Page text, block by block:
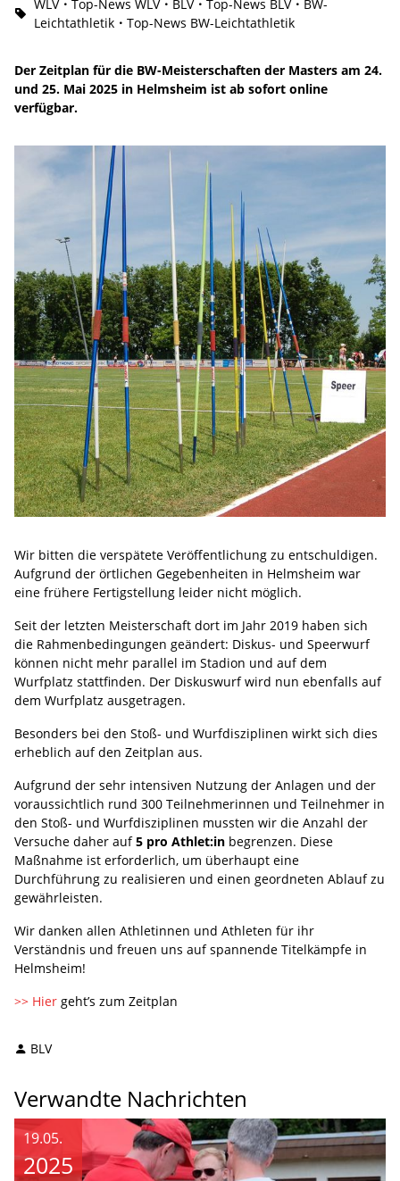
WLV
Top-News WLV BLV Top-News BLV
BW-
Leichtathletik
Top-News BW-Leichtathletik
Der Zeitplan für die BW-Meisterschaften der Masters am 24.
und 25. Mai 2025 in Helmsheim ist ab sofort online
verfügbar.
Wir bitten die verspätete Veröffentlichung zu entschuldigen.
Aufgrund der örtlichen Gegebenheiten in Helmsheim war
eine frühere Fertigstellung leider nicht möglich.
Seit der letzten Meisterschaft dort im Jahr 2019 haben sich
die Rahmenbedingungen geändert: Diskus- und Speerwurf
können nicht mehr parallel im Stadion und auf dem
Wurfplatz stattfinden. Der Diskuswurf wird nun ebenfalls auf
dem Wurfplatz ausgetragen.
Besonders bei den Stoß- und Wurfdisziplinen wirkt sich dies
erheblich auf den Zeitplan aus.
Aufgrund der sehr intensiven Nutzung der Anlagen und der
voraussichtlich rund 300 Teilnehmerinnen und Teilnehmer in
den Stoß- und Wurfdisziplinen mussten wir die Anzahl der
Versuche daher auf5 pro Athlet:in begrenzen. Diese
Maßnahme ist erforderlich, um überhaupt eine
Durchführung zu realisieren und einen geordneten Ablauf zu
gewährleisten.
Wir danken allen Athletinnen und Athleten für ihr
Verständnis und freuen uns auf spannende Titelkämpfe in
Helmsheim!
>> Hier geht’s zum Zeitplan
BLV
Verwandte Nachrichten
19.05.
2025